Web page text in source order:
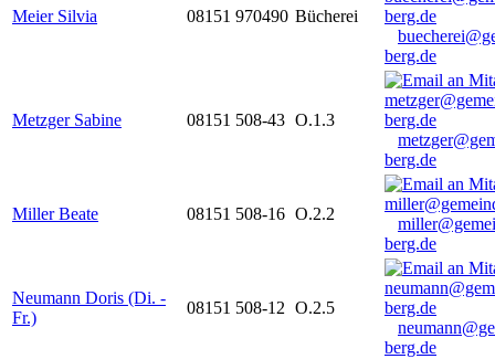
Meier Silvia 08151 970490 Bücherei
berg.de
Metzger Sabine 08151 508-43 O.1.3
berg.de
Miller Beate 08151 508-16 O.2.2
berg.de
Neumann Doris (Di. -
Fr.)
08151 508-12 O.2.5
berg.de